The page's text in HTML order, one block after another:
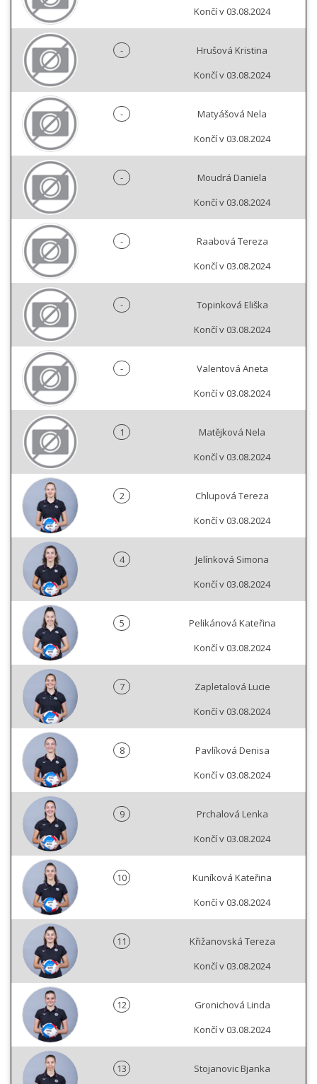
Končí v 03.08.2024
-
Hrušová Kristina
Končí v 03.08.2024
-
Matyášová Nela
Končí v 03.08.2024
-
Moudrá Daniela
Končí v 03.08.2024
-
Raabová Tereza
Končí v 03.08.2024
-
Topinková Eliška
Končí v 03.08.2024
-
Valentová Aneta
Končí v 03.08.2024
1
Matějková Nela
Končí v 03.08.2024
2
Chlupová Tereza
Končí v 03.08.2024
4
Jelínková Simona
Končí v 03.08.2024
5
Pelikánová Kateřina
Končí v 03.08.2024
7
Zapletalová Lucie
Končí v 03.08.2024
8
Pavlíková Denisa
Končí v 03.08.2024
9
Prchalová Lenka
Končí v 03.08.2024
10
Kuníková Kateřina
Končí v 03.08.2024
11
Křižanovská Tereza
Končí v 03.08.2024
12
Gronichová Linda
Končí v 03.08.2024
13
Stojanovic Bjanka